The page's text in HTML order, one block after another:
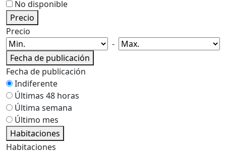
No disponible
Precio
Precio
-
Fecha de publicación
Fecha de publicación
Indiferente
Últimas 48 horas
Última semana
Último mes
Habitaciones
Habitaciones